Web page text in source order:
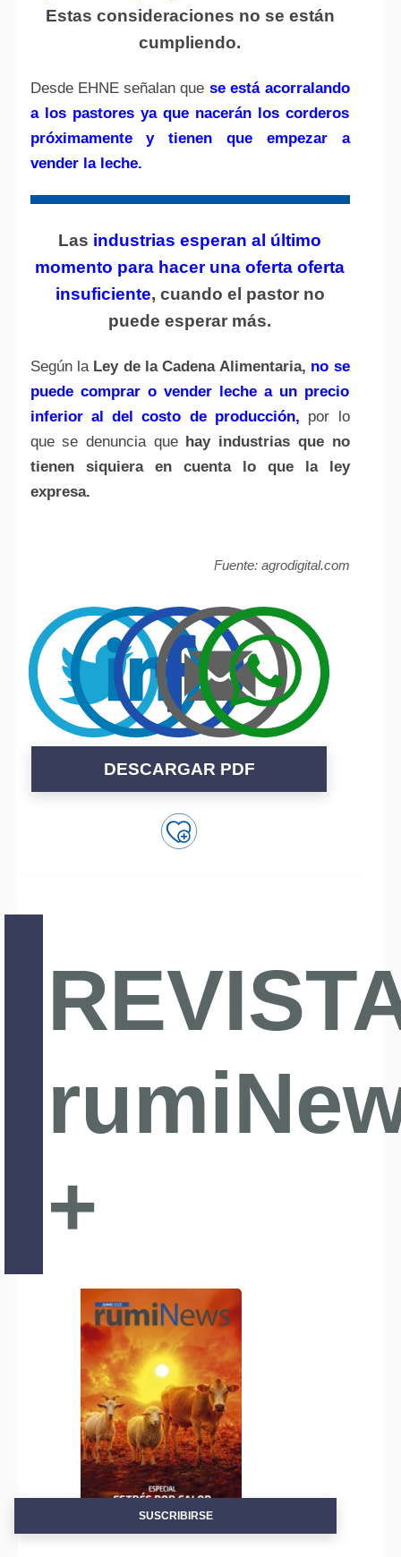
Estas consideraciones no se están
cumpliendo.
Desde EHNE señalan que se está acorralando
a los pastores ya que nacerán los corderos
próximamente y tienen que empezar a
vender la leche.
Las industrias esperan al último
momento para hacer una oferta oferta
insuficiente, cuando el pastor no
puede esperar más.
Según la Ley de la Cadena Alimentaria, no se
puede comprar o vender leche a un precio
inferior al del costo de producción, por lo
que se denuncia quehay industrias que no
tienen siquiera en cuenta lo que la ley
expresa.
Fuente: agrodigital.com
DESCARGAR PDF
+
SUSCRIBIRSE